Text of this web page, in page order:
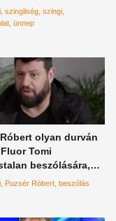
szingliség szingi
ünnep
olyan durván
Tomi
beszólására,
mindenki
Puzsér Róbert beszólás